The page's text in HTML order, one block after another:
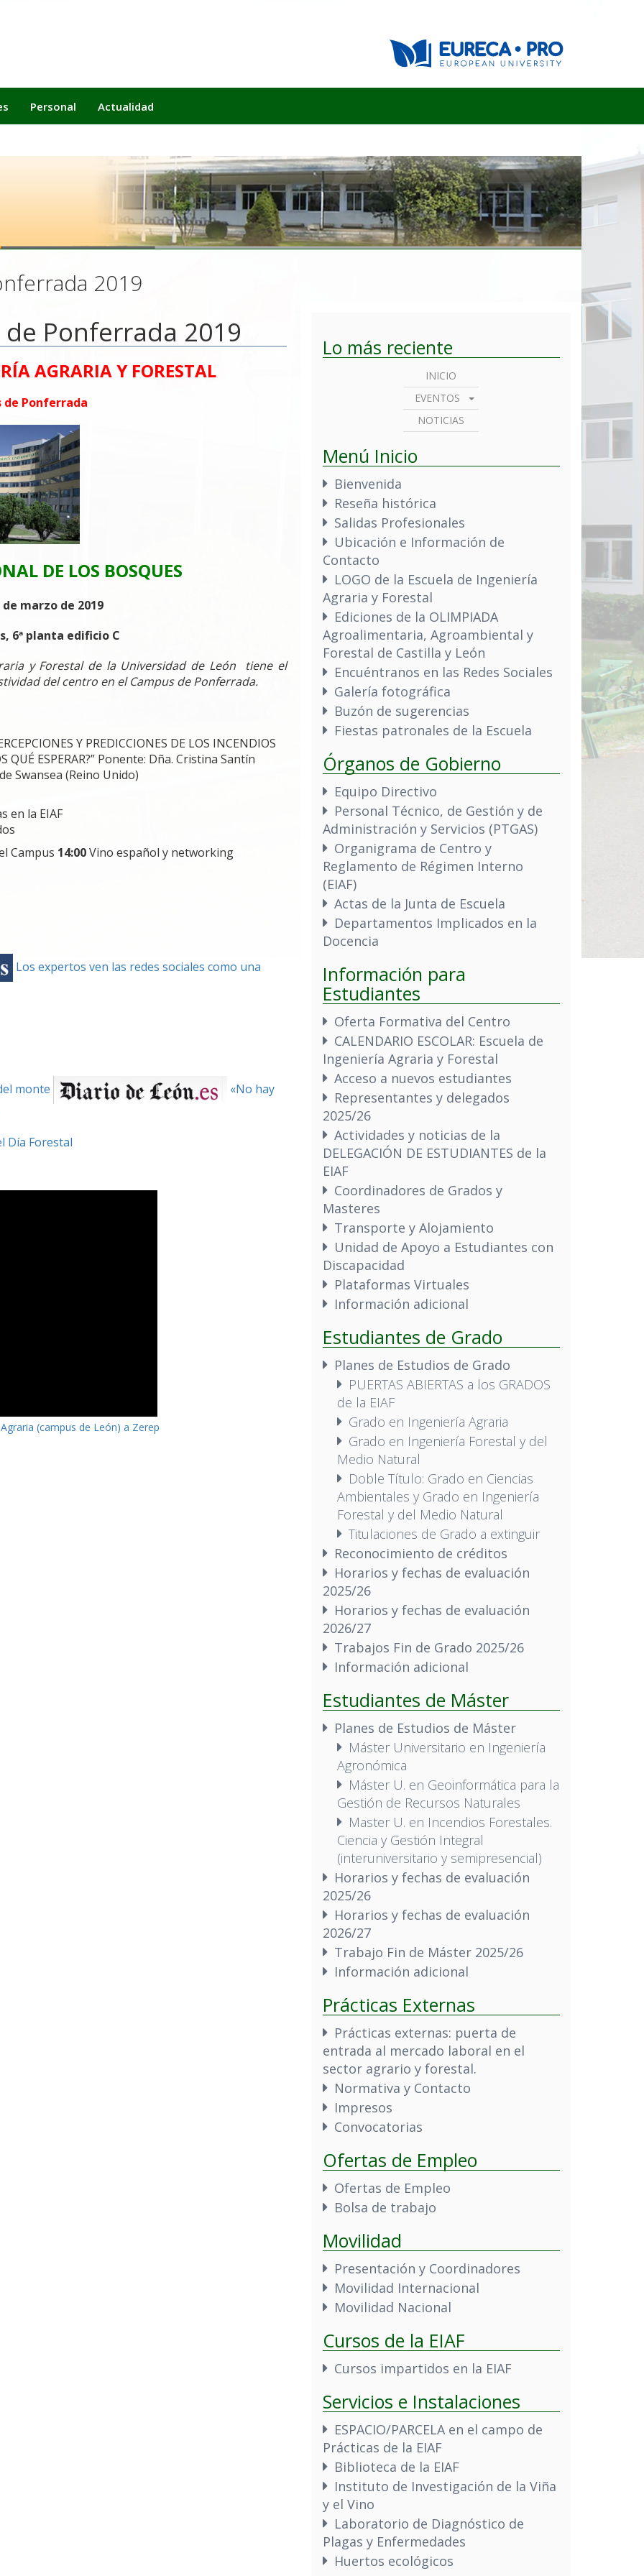
Personal Actualidad
2019
de Ponferrada 2019
AGRARIA Y FORESTAL
de Ponferrada
DE LOS BOSQUES
de marzo de 2019
6ª planta edificio C
y Forestal de la Universidad de León tiene el
del centro en el Campus de Ponferrada.
Y PREDICCIONES DE LOS INCENDIOS
QUÉ ESPERAR?” Ponente: Dña. Cristina Santín
Swansea (Reino Unido)
en la EIAF
Campus 14:00Vino español y networking
Los expertos ven las redes sociales como una
monte
«No hay
Día Forestal
(campus de León) a Zerep
Lo más reciente
INICIO
EVENTOS
NOTICIAS
Menú Inicio
Bienvenida
Reseña histórica
Salidas Profesionales
Ubicación e Información de
Contacto
LOGO de la Escuela de Ingeniería
Agraria y Forestal
Ediciones de la OLIMPIADA
Agroalimentaria, Agroambiental y
Forestal de Castilla y León
Encuéntranos en las Redes Sociales
Galería fotográfica
Buzón de sugerencias
Fiestas patronales de la Escuela
Órganos de Gobierno
Equipo Directivo
Personal Técnico, de Gestión y de
Administración y Servicios (PTGAS)
Organigrama de Centro y
Reglamento de Régimen Interno
(EIAF)
Actas de la Junta de Escuela
Departamentos Implicados en la
Docencia
Información para
Estudiantes
Oferta Formativa del Centro
CALENDARIO ESCOLAR: Escuela de
Ingeniería Agraria y Forestal
Acceso a nuevos estudiantes
Representantes y delegados
2025/26
Actividades y noticias de la
DELEGACIÓN DE ESTUDIANTES de la
EIAF
Coordinadores de Grados y
Masteres
Transporte y Alojamiento
Unidad de Apoyo a Estudiantes con
Discapacidad
Plataformas Virtuales
Información adicional
Estudiantes de Grado
Planes de Estudios de Grado
PUERTAS ABIERTAS a los GRADOS
de la EIAF
Grado en Ingeniería Agraria
Grado en Ingeniería Forestal y del
Medio Natural
Doble Título: Grado en Ciencias
Ambientales y Grado en Ingeniería
Forestal y del Medio Natural
Titulaciones de Grado a extinguir
Reconocimiento de créditos
Horarios y fechas de evaluación
2025/26
Horarios y fechas de evaluación
2026/27
Trabajos Fin de Grado 2025/26
Información adicional
Estudiantes de Máster
Planes de Estudios de Máster
Máster Universitario en Ingeniería
Agronómica
Máster U. en Geoinformática para la
Gestión de Recursos Naturales
Master U. en Incendios Forestales.
Ciencia y Gestión Integral
(interuniversitario y semipresencial)
Horarios y fechas de evaluación
2025/26
Horarios y fechas de evaluación
2026/27
Trabajo Fin de Máster 2025/26
Información adicional
Prácticas Externas
Prácticas externas: puerta de
entrada al mercado laboral en el
sector agrario y forestal.
Normativa y Contacto
Impresos
Convocatorias
Ofertas de Empleo
Ofertas de Empleo
Bolsa de trabajo
Movilidad
Presentación y Coordinadores
Movilidad Internacional
Movilidad Nacional
Cursos de la EIAF
Cursos impartidos en la EIAF
Servicios e Instalaciones
ESPACIO/PARCELA en el campo de
Prácticas de la EIAF
Biblioteca de la EIAF
Instituto de Investigación de la Viña
y el Vino
Laboratorio de Diagnóstico de
Plagas y Enfermedades
Huertos ecológicos